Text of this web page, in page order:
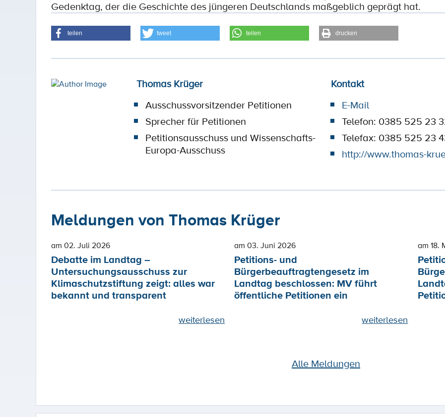
Gedenktag, der die Geschichte des jüngeren Deutschlands maßgeblich geprägt hat.
teilen tweet teilen drucken
Thomas Krüger
Kontakt
Ausschussvorsitzender Petitionen
Sprecher für Petitionen
Petitionsausschuss und Wissenschafts-
Europa-Ausschuss
E-Mail
Telefon: 0385 525 23
Telefax: 0385 525 23
http://www.thomas-
Meldungen von Thomas Krüger
am 02. Juli 2026
Debatte im Landtag –
Untersuchungsausschuss zur
Klimaschutzstiftung zeigt: alles war
bekannt und transparent
weiterlesen
am 03. Juni 2026
Petitions- und
Bürgerbeauftragtengesetz im
Landtag beschlossen: MV führt
öffentliche Petitionen ein
weiterlesen
am 18.
Alle Meldungen